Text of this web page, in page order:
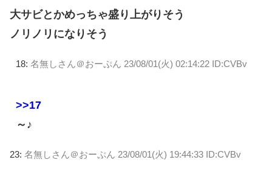
大サビとかめっちゃ盛り上がりそう
ノリノリになりそう
18: 名無しさん＠おーぷん 23/08/01(火) 02:14:22 ID:CVBv
>>17
～♪
23: 名無しさん＠おーぷん 23/08/01(火) 19:44:33 ID:CVBv